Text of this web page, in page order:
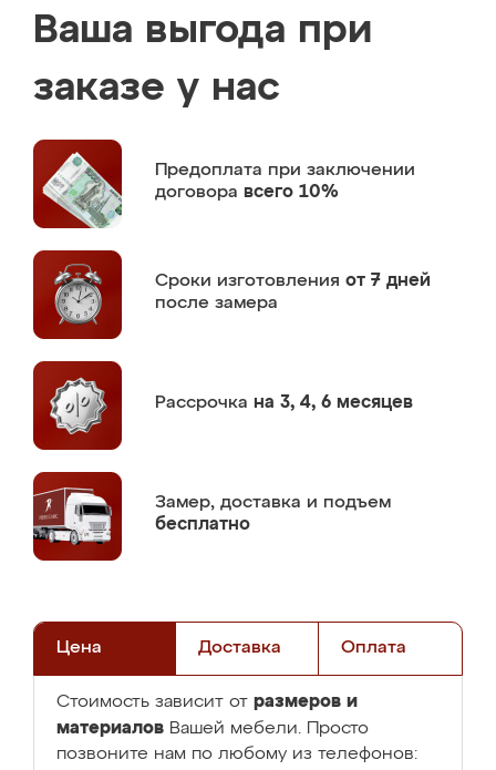
Ваша выгода при
заказе у нас
Предоплата при заключении
договора всего 10%
Сроки изготовления от 7 дней
после замера
Рассрочка на 3, 4, 6 месяцев
Замер, доставка и подъем
бесплатно
Цена Доставка Оплата
Стоимость зависит от размеров и
материалов Вашей мебели. Просто
позвоните нам по любому из телефонов: